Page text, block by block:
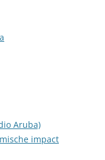
Aruba)
impact